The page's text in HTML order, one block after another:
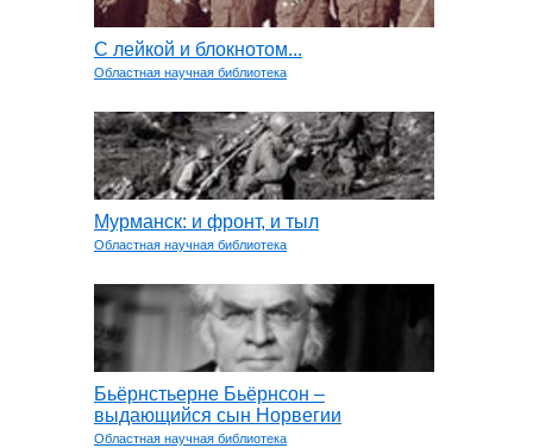
С лейкой и блокнотом...
Областная научная библиотека
Мурманск: и фронт, и тыл
Областная научная библиотека
Бьёрнстьерне Бьёрнсон –
выдающийся сын Норвегии
Областная научная библиотека